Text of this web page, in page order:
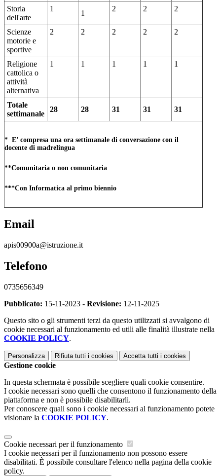
Storia
dell'arte
1
1
2 2 2
Scienze
motorie e
sportive
2 2 2 2 2
Religione
cattolica o
attività
alternativa
1 1 1 1 1
Totale
settimanale
28 28 31 31 31
* E’ compresa una ora settimanale di conversazione con il
docente di madrelingua
**Comunitaria o non comunitaria
***Con Informatica al primo biennio
Email
apis00900a@istruzione.it
Telefono
0735656349
Pubblicato: 15-11-2023 - Revisione: 12-11-2025
Questo sito o gli strumenti terzi da questo utilizzati si avvalgono di
cookie necessari al funzionamento ed utili alle finalità illustrate nella
COOKIE POLICY.
Personalizza Rifiuta tutti i cookies Accetta tutti i cookies
Gestione cookie
In questa schermata è possibile scegliere quali cookie consentire.
I cookie necessari sono quelli che consentono il funzionamento della
piattaforma e non è possibile disabilitarli.
Per conoscere quali sono i cookie necessari al funzionamento potete
visionare la COOKIE POLICY.
Cookie necessari per il funzionamento
I cookie necessari per il funzionamento non possono essere
disabilitati. È possibile consultare l'elenco nella pagina della cookie
policy.